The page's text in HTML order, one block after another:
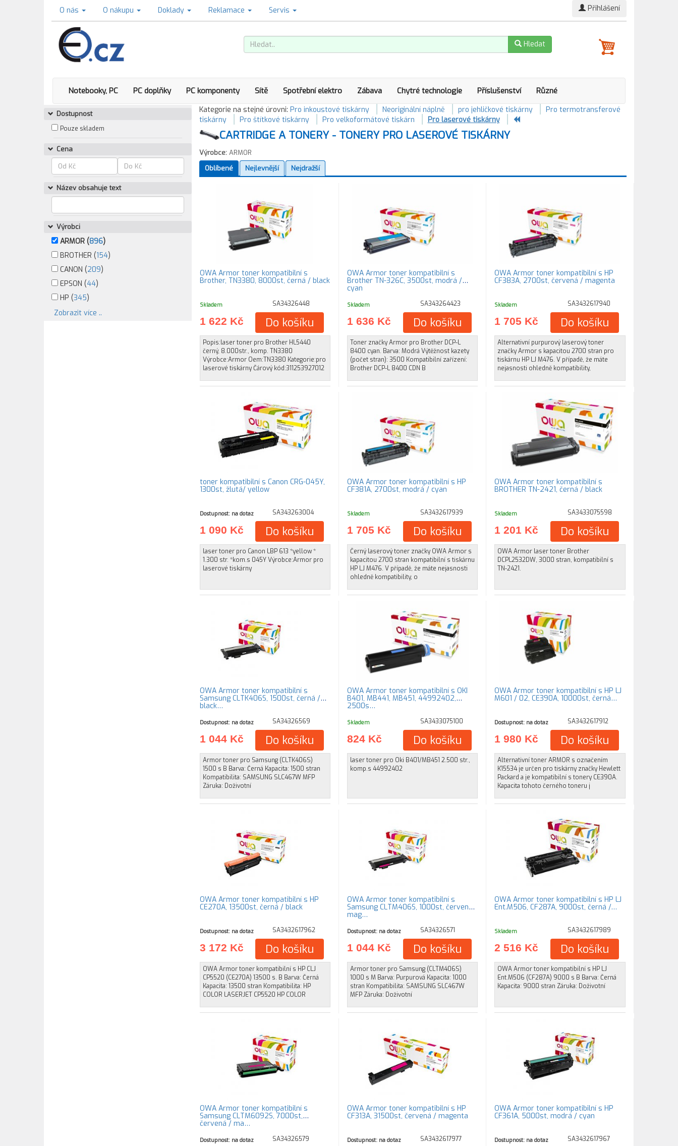
O nás O nákupu Doklady Reklamace Servis Přihlášení
Hledat
Notebooky, PC PC doplňky PC komponenty Sítě Spotřební elektro Zábava Chytré technologie Příslušenství Různé
Dostupnost
Pouze skladem
Cena
Název obsahuje text
Výrobci
ARMOR (896)
BROTHER (154)
CANON (209)
EPSON (44)
HP (345)
Zobrazit více ..
Kategorie na stejné úrovni: Pro inkoustové tiskárny Neoriginální náplně pro jehličkové tiskárny
Pro termotransferové
tiskárny
Pro štítkové tiskárny Pro velkoformátové tiskárn Pro laserové tiskárny
CARTRIDGE A TONERY - TONERY PRO LASEROVÉ TISKÁRNY
Výrobce: ARMOR
Oblíbené
Nejlevnější Nejdražší
OWA Armor toner kompatibilní s
Brother, TN3380, 8000st, černá / black
Skladem SA34326448
1 622 Kč Do košíku
Popis:laser toner pro Brother HL5440
černý, 8.000str., komp. TN3380
Výrobce:Armor Oem:TN3380 Kategorie:pro
laserové tiskárny Čárový kód:311253927012
OWA Armor toner kompatibilní s
Brother TN-326C, 3500st, modrá /
cyan
Skladem SA343264423
1 636 Kč Do košíku
Toner značky Armor pro Brother DCP-L
8400 cyan. Barva: Modrá Výtěžnost kazety
(počet stran): 3500 Kompatibilní zařízení:
Brother DCP-L 8400 CDN B
OWA Armor toner kompatibilní s HP
CF383A, 2700st, červená / magenta
Skladem SA3432617940
1 705 Kč Do košíku
Alternativní purpurový laserový toner
značky Armor s kapacitou 2700 stran pro
tiskárnu HP LJ M476. V případě, že máte
nejasnosti ohledně kompatibility,
toner kompatibilní s Canon CRG-045Y,
1300st, žlutá/ yellow
Dostupnost: na dotaz SA343263004
1 090 Kč Do košíku
laser toner pro Canon LBP 613 *yellow *
1.300 str. *kom.s 045Y Výrobce:Armor pro
laserové tiskárny
OWA Armor toner kompatibilní s HP
CF381A, 2700st, modrá / cyan
Skladem SA3432617939
1 705 Kč Do košíku
Černý laserový toner značky OWA Armor s
kapacitou 2700 stran kompatibilní s tiskárnu
HP LJ M476. V případě, že máte nejasnosti
ohledně kompatibility, o
OWA Armor toner kompatibilní s
BROTHER TN-2421, černá / black
Skladem SA3433075598
1 201 Kč Do košíku
OWA Armor laser toner Brother
DCPL2532DW, 3000 stran, kompatibilní s
TN-2421.
OWA Armor toner kompatibilní s
Samsung CLTK406S, 1500st, černá /
black…
Dostupnost: na dotaz SA34326569
1 044 Kč Do košíku
Armor toner pro Samsung (CLTK406S)
1500 s B Barva: Černá Kapacita: 1500 stran
Kompatibilita: SAMSUNG SLC467W MFP
Záruka: Doživotní
OWA Armor toner kompatibilní s OKI
B401, MB441, MB451, 44992402,
2500s…
Skladem SA3433075100
824 Kč Do košíku
laser toner pro Oki B401/MB451 2.500 str.,
komp.s 44992402
OWA Armor toner kompatibilní s HP LJ
M601 / 02, CE390A, 10000st, černá…
Dostupnost: na dotaz SA3432617912
1 980 Kč Do košíku
Alternativní toner ARMOR s označením
K15534 je určen pro tiskárny značky Hewlett
Packard a je kompatibilní s tonery CE390A.
Kapacita tohoto černého toneru j
OWA Armor toner kompatibilní s HP
CE270A, 13500st, černá / black
Dostupnost: na dotaz SA3432617962
3 172 Kč Do košíku
OWA Armor toner kompatibilní s HP CLJ
CP5520 (CE270A) 13500 s. B Barva: Černá
Kapacita: 13500 stran Kompatibilita: HP
COLOR LASERJET CP5520 HP COLOR
OWA Armor toner kompatibilní s
Samsung CLTM406S, 1000st, červená /
mag…
Dostupnost: na dotaz SA34326571
1 044 Kč Do košíku
Armor toner pro Samsung (CLTM406S)
1000 s M Barva: Purpurová Kapacita: 1000
stran Kompatibilita: SAMSUNG SLC467W
MFP Záruka: Doživotní
OWA Armor toner kompatibilní s HP LJ
Ent.M506, CF287A, 9000st, černá /…
Skladem SA3432617989
2 516 Kč Do košíku
OWA Armor toner kompatibilní s HP LJ
Ent.M506 (CF287A) 9000 s B Barva: Černá
Kapacita: 9000 stran Záruka: Doživotní
OWA Armor toner kompatibilní s
Samsung CLTM6092S, 7000st,
červená / ma…
Dostupnost: na dotaz SA34326579
OWA Armor toner kompatibilní s HP
CF313A, 31500st, červená / magenta
Dostupnost: na dotaz SA3432617977
OWA Armor toner kompatibilní s HP
CF361A, 5000st, modrá / cyan
Dostupnost: na dotaz SA3432617967